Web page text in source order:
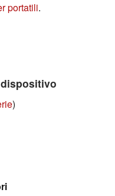
portatili.
)